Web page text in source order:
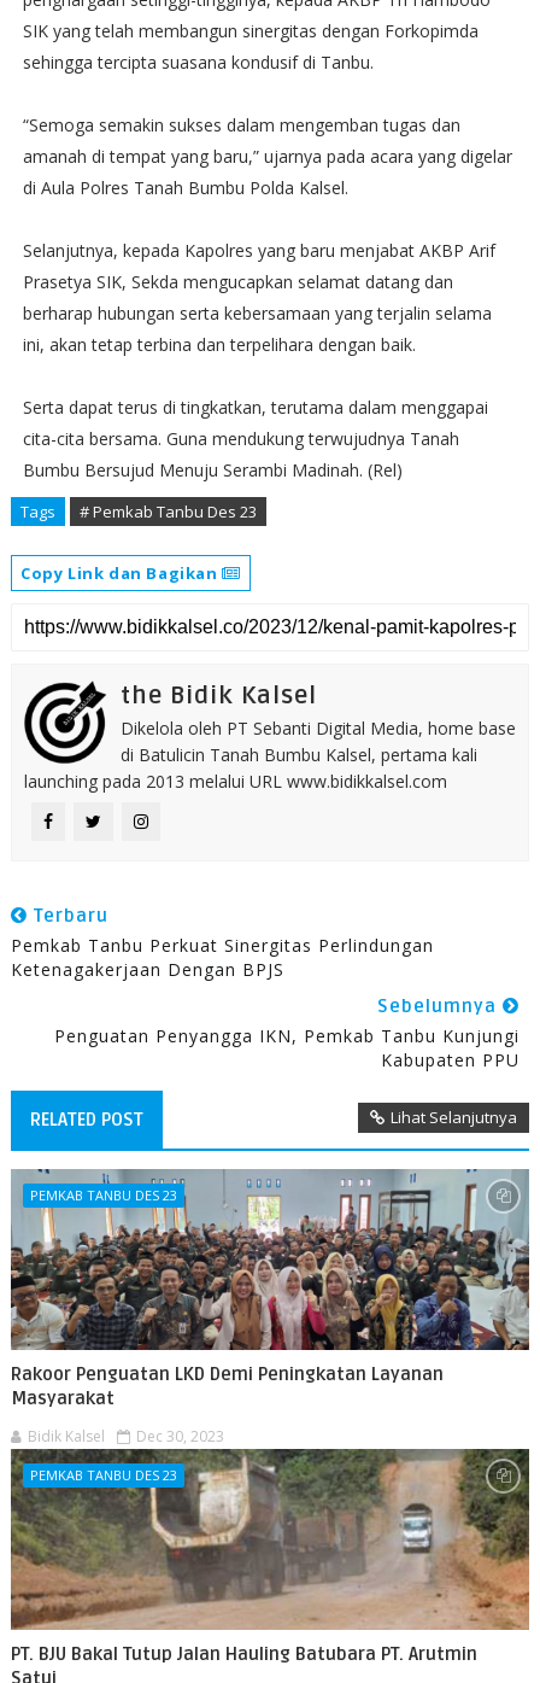
SIK yang telah membangun sinergitas dengan Forkopimda
sehingga tercipta suasana kondusif di Tanbu.
“Semoga semakin sukses dalam mengemban tugas dan
amanah di tempat yang baru,” ujarnya pada acara yang digelar
di Aula Polres Tanah Bumbu Polda Kalsel.
Selanjutnya, kepada Kapolres yang baru menjabat AKBP Arif
Prasetya SIK, Sekda mengucapkan selamat datang dan
berharap hubungan serta kebersamaan yang terjalin selama
ini, akan tetap terbina dan terpelihara dengan baik.
Serta dapat terus di tingkatkan, terutama dalam menggapai
cita-cita bersama. Guna mendukung terwujudnya Tanah
Bumbu Bersujud Menuju Serambi Madinah. (Rel)
Tags # Pemkab Tanbu Des 23
Copy Link dan Bagikan
the Bidik Kalsel
Dikelola oleh PT Sebanti Digital Media, home base
di Batulicin Tanah Bumbu Kalsel, pertama kali
launching pada 2013 melalui URL www.bidikkalsel.com
Terbaru
Pemkab Tanbu Perkuat Sinergitas Perlindungan
Ketenagakerjaan Dengan BPJS
Sebelumnya
Penguatan Penyangga IKN, Pemkab Tanbu Kunjungi
Kabupaten PPU
RELATED POST Lihat Selanjutnya
PEMKAB TANBU DES 23
Rakoor Penguatan LKD Demi Peningkatan Layanan
Masyarakat
Bidik Kalsel Dec 30, 2023
PEMKAB TANBU DES 23
PT. BJU Bakal Tutup Jalan Hauling Batubara PT. Arutmin
Satui